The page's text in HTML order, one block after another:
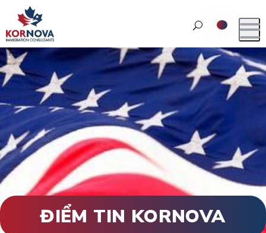
ĐIỂM TIN KORNOVA